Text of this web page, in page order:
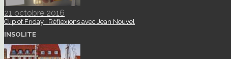
21 octobre 2016
Clip of Friday : Réflexions avec Jean Nouvel
INSOLITE